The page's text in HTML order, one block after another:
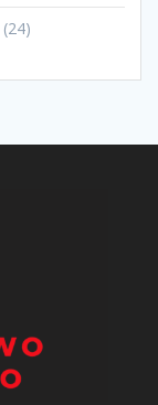
produktów
2424